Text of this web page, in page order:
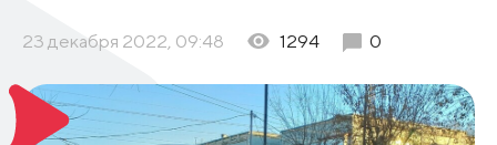
23 декабря 2022, 09:48 1294 0